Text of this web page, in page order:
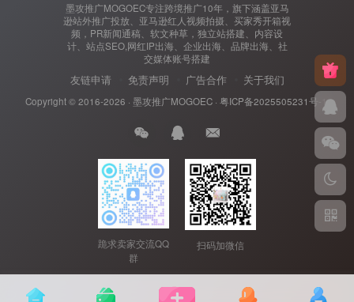
墨攻推广MOGOEC专注跨境推广10年，旗下涵盖亚马
逊站外推广投放、亚马逊红人视频拍摄、买家秀开箱视
频，PR新闻通稿、软文种草，独立站搭建、内容设
计、站点SEO,网红IP出海、企业出海、品牌出海、社
交媒体账号搭建
友链申请 免责声明 广告合作 关于我们
Copyright © 2016-2026 · 墨攻推广MOGOEC· 粤ICP备2025505231号-1.
跪求卖家交流QQ
群
扫码加微信